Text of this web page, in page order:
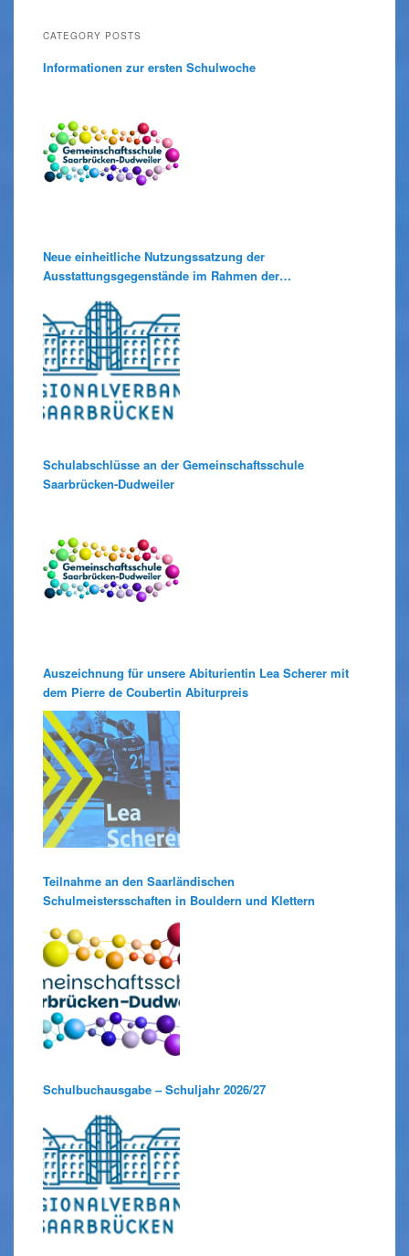
CATEGORY POSTS
Informationen zur ersten Schulwoche
Neue einheitliche Nutzungssatzung der
Ausstattungsgegenstände im Rahmen der
Schulabschlüsse an der Gemeinschaftsschule
Saarbrücken-Dudweiler
Auszeichnung für unsere Abiturientin Lea Scherer mit
dem Pierre de Coubertin Abiturpreis
Teilnahme an den Saarländischen
Schulmeistersschaften in Bouldern und Klettern
Schulbuchausgabe – Schuljahr 2026/27